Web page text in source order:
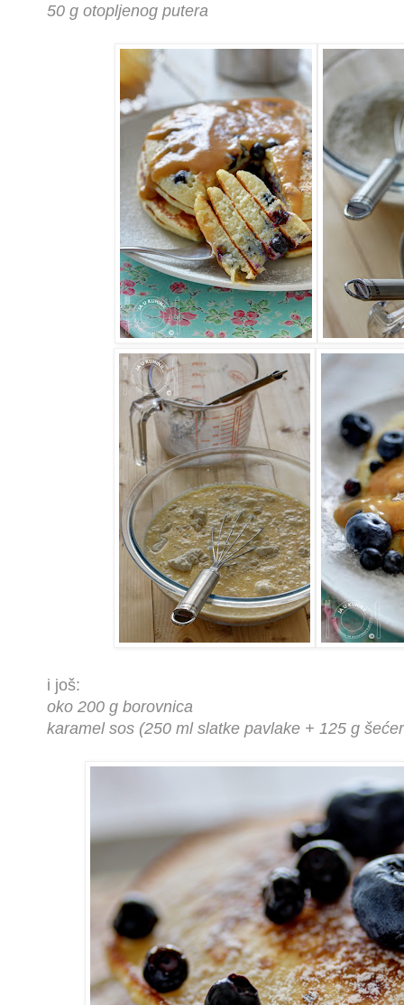
50 g otopljenog putera
i još:
oko 200 g borovnica
karamel sos (250 ml slatke pavlake + 125 g